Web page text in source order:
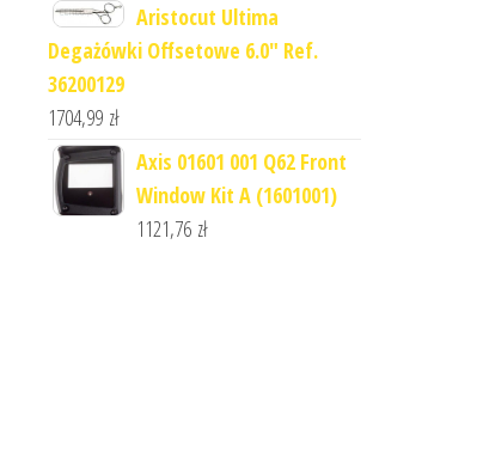
Aristocut Ultima
Degażówki Offsetowe 6.0" Ref.
36200129
1704,99 zł
Axis 01601 001 Q62 Front
Window Kit A (1601001)
1121,76 zł